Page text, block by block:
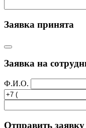
Заявка принята
Заявка на
Ф.И.О.
Отправить заявку